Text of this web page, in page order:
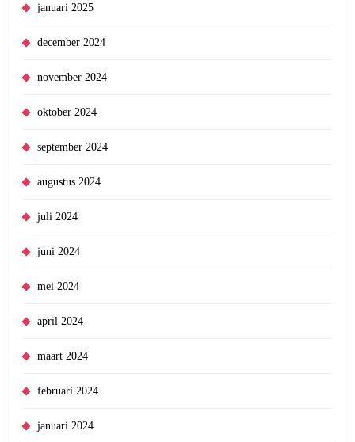
januari 2025
december 2024
november 2024
oktober 2024
september 2024
augustus 2024
juli 2024
juni 2024
mei 2024
april 2024
maart 2024
februari 2024
januari 2024